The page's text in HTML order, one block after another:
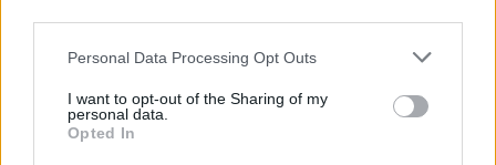
Personal Data Processing Opt Outs
I want to opt-out of the Sharing of my
personal data.
Opted In
oni jednak wypracować wspólną dynamikę, która po
fatalnym starcie kolejnego sezonu pozwoliła im wstać z
kolan i poprowadzić Fnatic do finału LEC oraz na
Worlds 2023.